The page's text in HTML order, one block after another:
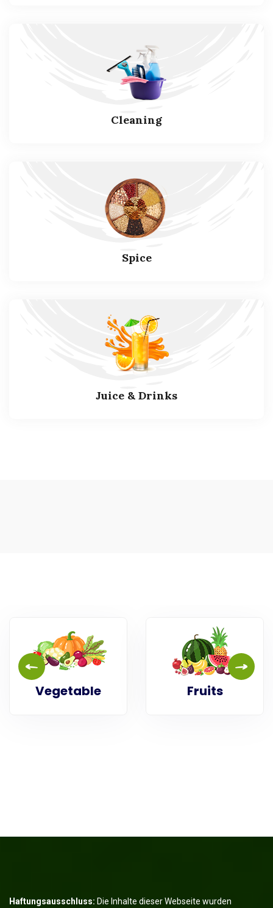
Cleaning
Spice
Juice & Drinks
Vegetable Fruits
Haftungsausschluss: Die Inhalte dieser Webseite wurden